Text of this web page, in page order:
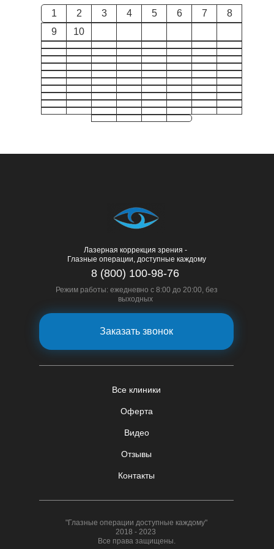
1 2 3 4 5 6 7
8
9
10
Лазерная коррекция зрения -
Глазные операции, доступные каждому
Оферта
Видео
Все клиники
Отзывы
Контакты
8 (800) 100-98-76
Режим работы: ежедневно с 8:00 до 20:00, без
выходных
Заказать звонок
"Глазные операции доступные каждому"
2018 - 2023
Все права защищены.